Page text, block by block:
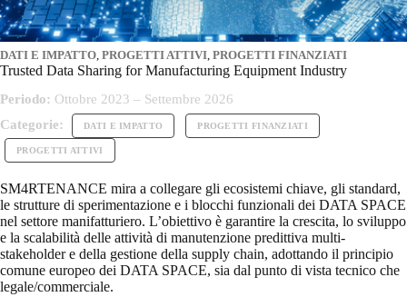
DATI E IMPATTO PROGETTI ATTIVI PROGETTI FINANZIATI
Trusted Data Sharing for Manufacturing Equipment Industry
Periodo: Ottobre 2023 – Settembre 2026
Categorie:
DATI E IMPATTO PROGETTI FINANZIATI
PROGETTI ATTIVI
SM4RTENANCE mira a collegare gli ecosistemi chiave, gli standard,
le strutture di sperimentazione e i blocchi funzionali dei DATA SPACE
nel settore manifatturiero. L’obiettivo è garantire la crescita, lo sviluppo
e la scalabilità delle attività di manutenzione predittiva multi-
stakeholder e della gestione della supply chain, adottando il principio
comune europeo dei DATA SPACE, sia dal punto di vista tecnico che
legale/commerciale.